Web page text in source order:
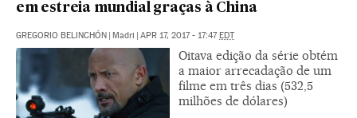
em estreia mundial graças à China
GREGORIO BELINCHÓN | Madri | APR 17, 2017 - 17:47EDT
Oitava edição da série obtém
a maior arrecadação de um
filme em três dias (532,5
milhões de dólares)